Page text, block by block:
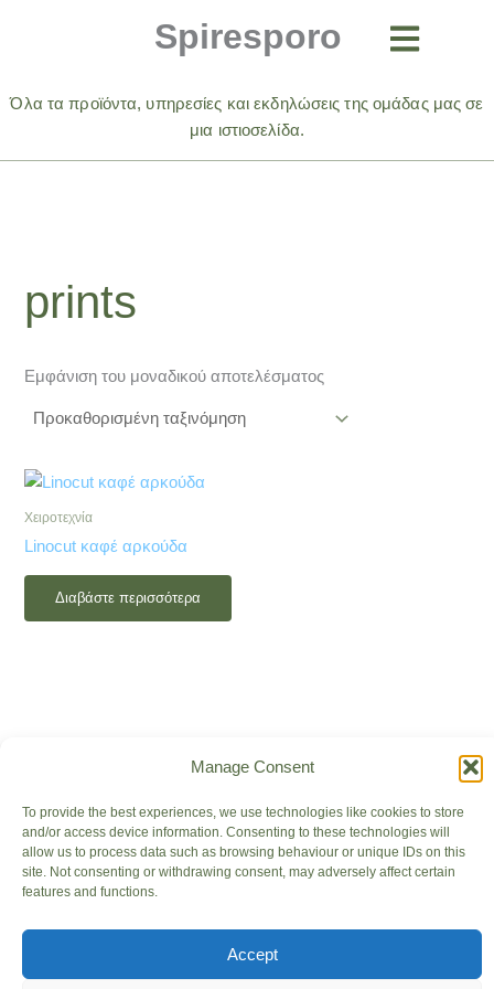
Manage Consent
To provide the best experiences, we use technologies like cookies to store
and/or access device information. Consenting to these technologies will
allow us to process data such as browsing behaviour or unique IDs on this
site. Not consenting or withdrawing consent, may adversely affect certain
features and functions.
Accept
Spiresporo
Όλα τα προϊόντα, υπηρεσίες και εκδηλώσεις της ομάδας μας σε
μια ιστιοσελίδα.
prints
Εμφάνιση του μοναδικού αποτελέσματος
Χειροτεχνία
Linocut καφέ αρκούδα
Διαβάστε περισσότερα
Καλάθι
Λογαριασμός
Συμμετοχή
Σχετικά με εμάς
Η Περιοχή